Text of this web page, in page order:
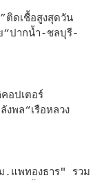
ติดเชื้อสูงสุดวัน
“ปากน้ำ-ชลบุรี-
อปเตอร์
พล“เรือหลวง
.แพทองธาร" รวม